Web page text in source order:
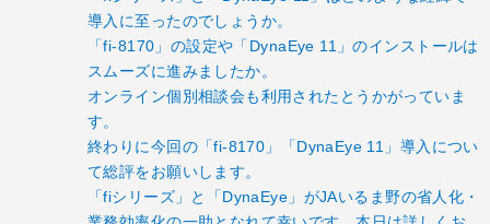
導入に至ったのでしょうか。
「fi-8170」の設定や「DynaEye 11」のインストールは
スムーズに進みましたか。
オンライン個別相談会も利用されたとうかがっていま
す。
終わりに今回の「fi-8170」「DynaEye 11」導入につい
て総評をお願いします。
「fiシリーズ」と「DynaEye」がJAいるま野の省人化・